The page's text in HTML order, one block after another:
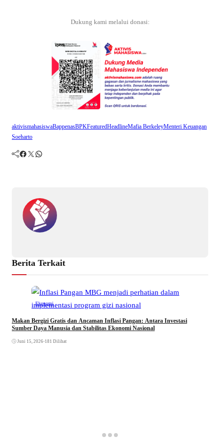
Dukung kami melalui donasi:
aktivismahasiswaBappenasBPKFeaturedHeadlineMafia BerkeleyMenteri Keuangan
Soeharto
Facebook Twitter WhatsApp
Berita Terkait
Ekonomi
Makan Bergizi Gratis dan Ancaman Inflasi Pangan: Antara Investasi
Sumber Daya Manusia dan Stabilitas Ekonomi Nasional
Juni 15, 2026•181 Dilihat